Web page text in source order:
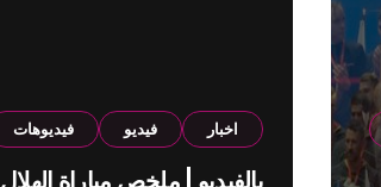
اخبار فيديو فيديوهات
بالفيديو | ملخص مباراة الهلال